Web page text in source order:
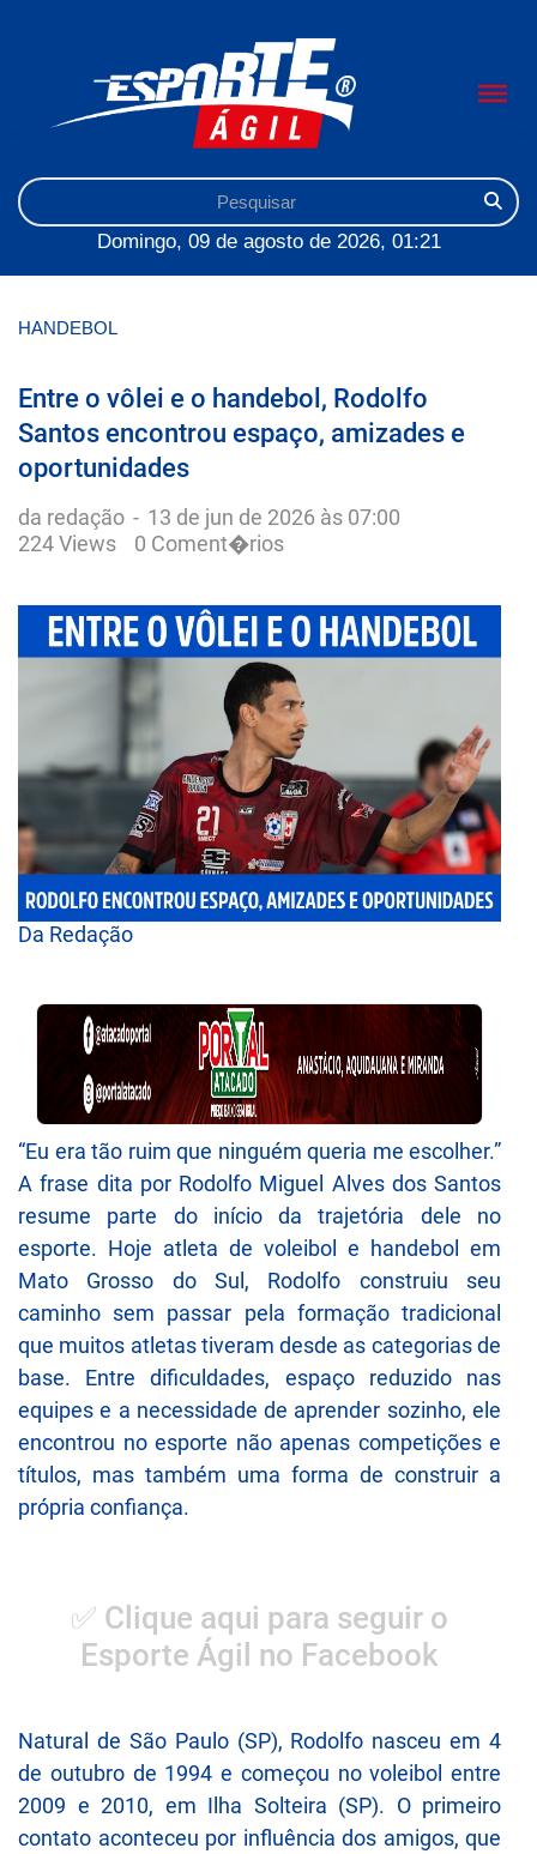
Domingo, 09 de agosto de 2026, 01:21
HANDEBOL
Entre o vôlei e o handebol, Rodolfo
Santos encontrou espaço, amizades e
oportunidades
da redação - 13 de jun de 2026 às 07:00
224 Views
0 Coment�rios
Da Redação
“Eu era tão ruim que ninguém queria me escolher.”
A frase dita por Rodolfo Miguel Alves dos Santos
resume parte do início da trajetória dele no
esporte. Hoje atleta de voleibol e handebol em
Mato Grosso do Sul, Rodolfo construiu seu
caminho sem passar pela formação tradicional
que muitos atletas tiveram desde as categorias de
base. Entre dificuldades, espaço reduzido nas
equipes e a necessidade de aprender sozinho, ele
encontrou no esporte não apenas competições e
títulos, mas também uma forma de construir a
própria confiança.
✅ Clique aqui para seguir o
Esporte Ágil no Facebook
Natural de São Paulo (SP), Rodolfo nasceu em 4
de outubro de 1994 e começou no voleibol entre
2009 e 2010, em Ilha Solteira (SP). O primeiro
contato aconteceu por influência dos amigos, que